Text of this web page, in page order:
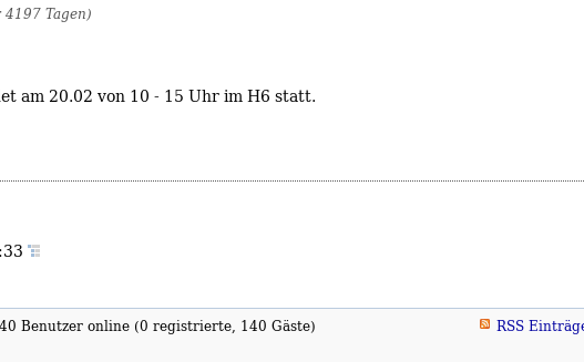
4197 Tagen)
am 20.02 von 10 - 15 Uhr im H6 statt.
Benutzer online (0 registrierte, 140 Gäste)
RSS